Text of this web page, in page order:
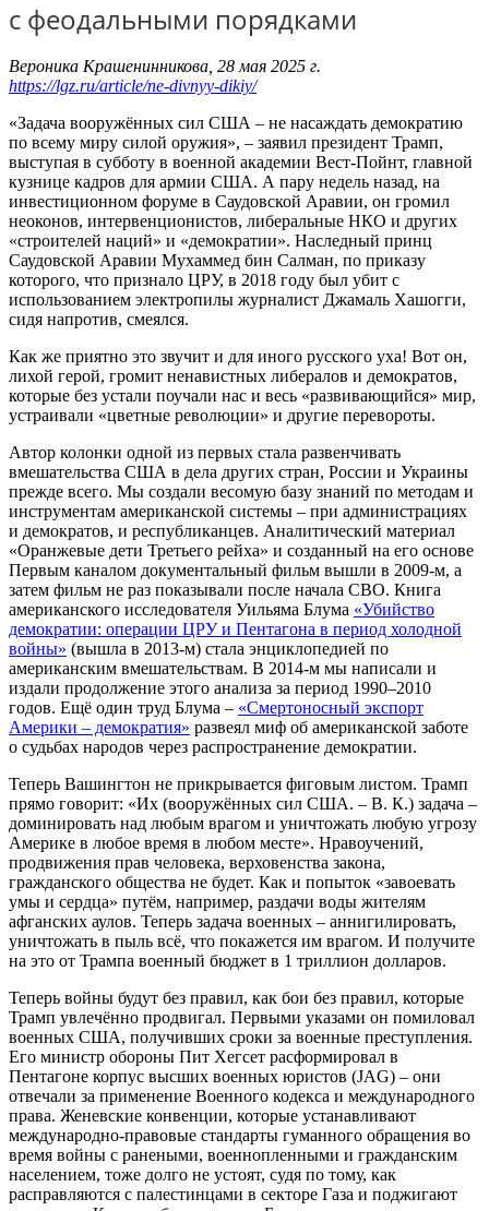
с феодальными порядками
Вероника Крашенинникова, 28 мая 2025 г.
https://lgz.ru/article/ne-divnyy-dikiy/
«Задача вооружённых сил США – не насаждать демократию
по всему миру силой оружия», – заявил президент Трамп,
выступая в субботу в военной академии Вест-Пойнт, главной
кузнице кадров для армии США. А пару недель назад, на
инвестиционном форуме в Саудовской Аравии, он громил
неоконов, интервенционистов, либеральные НКО и других
«строителей наций» и «демократии». Наследный принц
Саудовской Аравии Мухаммед бин Салман, по приказу
которого, что признало ЦРУ, в 2018 году был убит с
использованием электропилы журналист Джамаль Хашогги,
сидя напротив, смеялся.
Как же приятно это звучит и для иного русского уха! Вот он,
лихой герой, громит ненавистных либералов и демократов,
которые без устали поучали нас и весь «развивающийся» мир,
устраивали «цветные революции» и другие перевороты.
Автор колонки одной из первых стала развенчивать
вмешательства США в дела других стран, России и Украины
прежде всего. Мы создали весомую базу знаний по методам и
инструментам американской системы – при администрациях
и демократов, и республиканцев. Аналитический материал
«Оранжевые дети Третьего рейха» и созданный на его основе
Первым каналом документальный фильм вышли в 2009-м, а
затем фильм не раз показывали после начала СВО. Книга
американского исследователя Уильяма Блума «Убийство
демократии: операции ЦРУ и Пентагона в период холодной
войны» (вышла в 2013-м) стала энциклопедией по
американским вмешательствам. В 2014-м мы написали и
издали продолжение этого анализа за период 1990–2010
годов. Ещё один труд Блума – «Смертоносный экспорт
Америки – демократия» развеял миф об американской заботе
о судьбах народов через распространение демократии.
Теперь Вашингтон не прикрывается фиговым листом. Трамп
прямо говорит: «Их (вооружённых сил США. – В. К.) задача –
доминировать над любым врагом и уничтожать любую угрозу
Америке в любое время в любом месте». Нравоучений,
продвижения прав человека, верховенства закона,
гражданского общества не будет. Как и попыток «завоевать
умы и сердца» путём, например, раздачи воды жителям
афганских аулов. Теперь задача военных – аннигилировать,
уничтожать в пыль всё, что покажется им врагом. И получите
на это от Трампа военный бюджет в 1 триллион долларов.
Теперь войны будут без правил, как бои без правил, которые
Трамп увлечённо продвигал. Первыми указами он помиловал
военных США, получивших сроки за военные преступления.
Его министр обороны Пит Хегсет расформировал в
Пентагоне корпус высших военных юристов (JAG) – они
отвечали за применение Военного кодекса и международного
права. Женевские конвенции, которые устанавливают
международно-правовые стандарты гуманного обращения во
время войны с ранеными, военнопленными и гражданским
населением, тоже долго не устоят, судя по тому, как
расправляются с палестинцами в секторе Газа и поджигают